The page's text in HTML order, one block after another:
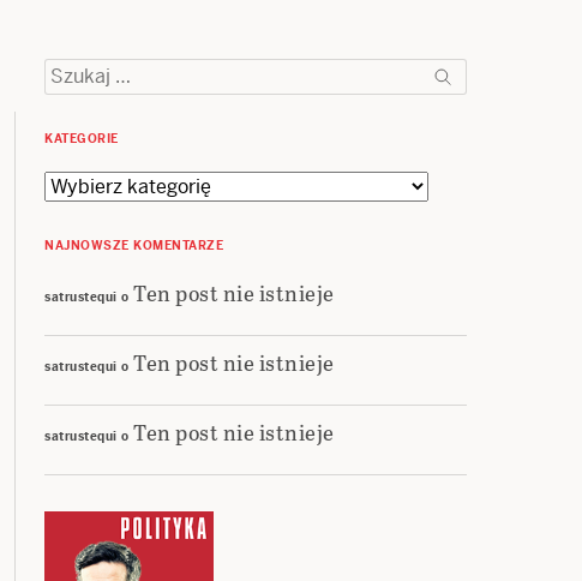
Szukaj:
KATEGORIE
Kategorie
NAJNOWSZE KOMENTARZE
satrustequi o Ten post nie istnieje
satrustequi o Ten post nie istnieje
satrustequi o Ten post nie istnieje